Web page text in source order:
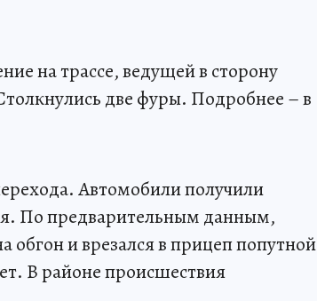
на трассе, ведущей в сторону
две фуры. Подробнее – в
Автомобили получили
По предварительным данным,
и врезался в прицеп попутной
В районе происшествия